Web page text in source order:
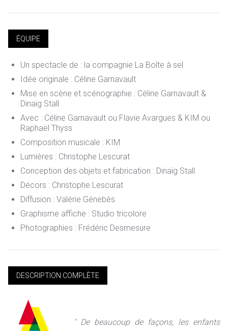
ÉQUIPE
Un spectacle de : la compagnie La Boîte à sel
Idée originale : Céline Garnavault
Mise en scène et scénographie : Céline Garnavault &
Dinaïg Stall
Avec : Céline Garnavault ou Flavie Avargues & KIM ou
Raphaël Thyss
Composition musicale : KIM
Lumières : Christophe Lescurat
Conception des objets et fabrication : Dinaïg Stall
Décors : Christophe Lescurat
Diffusion : Valérie Génebès
Graphisme affiche : Studio tricolore
Photographies : Frédéric Desmesure
DESCRIPTION COMPLÈTE
" De beaucoup de façons, les enfants